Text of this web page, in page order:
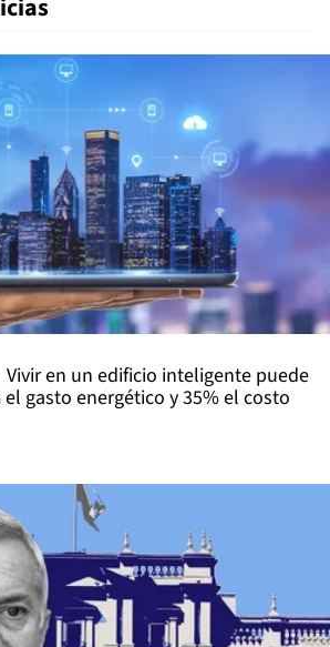
Vivir en un edificio inteligente puede
gasto energético y 35% el costo